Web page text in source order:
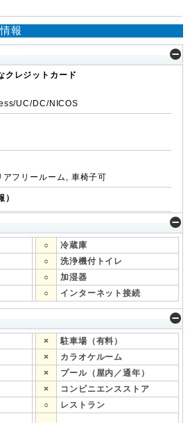
報
クレジットカード
UC/DC/NICOS
フリールーム, 車椅子可
○
冷蔵庫
○
洗浄機付トイレ
○
加湿器
○ インターネット接続
×
駐車場（有料）
×
カラオケルーム
×
プール（屋内／通年）
×
コンビニエンスストア
○
レストラン